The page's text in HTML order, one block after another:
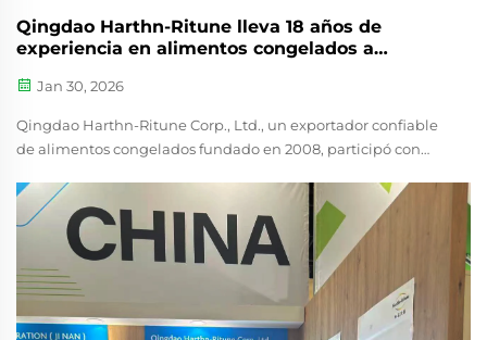
Qingdao Harthn-Ritune lleva 18 años de
experiencia en alimentos congelados a
Jan 30, 2026
Qingdao Harthn-Ritune Corp., Ltd., un exportador confiable
de alimentos congelados fundado en 2008, participó con
al 30 de enero. Con 18 años de experiencia en la industria,
Harthn-Ritune ha construido una sólida reputación como
socio fiable de suministro B2B para importadores, mayoristas
y distribuidores de alimentos en todo el mundo.